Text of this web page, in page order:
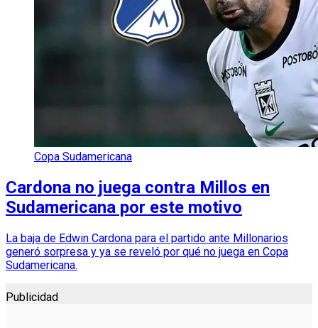
Copa Sudamericana
Cardona no juega contra Millos en
Sudamericana por este motivo
La baja de Edwin Cardona para el partido ante Millonarios
generó sorpresa y ya se reveló por qué no juega en Copa
Sudamericana.
Publicidad